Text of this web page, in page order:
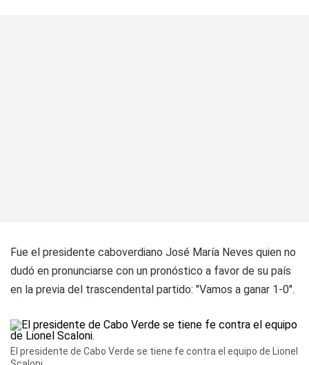
Fue el presidente caboverdiano José María Neves quien no
dudó en pronunciarse con un pronóstico a favor de su país
en la previa del trascendental partido: "Vamos a ganar 1-0".
El presidente de Cabo Verde se tiene fe contra el equipo de Lionel